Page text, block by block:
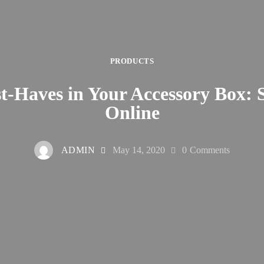
PRODUCTS
Haves in Your Accessory Box:
Online
ADMIN May 14, 2020 0 Comments